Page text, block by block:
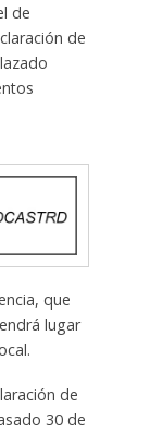
de
de
que
lugar
de
30 de